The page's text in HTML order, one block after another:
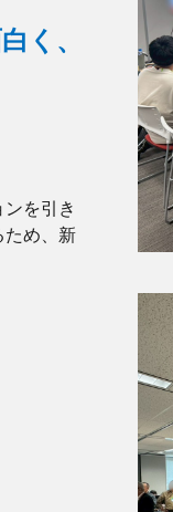
く、
を引き
ため、新